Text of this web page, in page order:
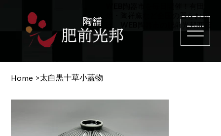
焼・陶祥窯など全国の器をお届
け。WEB陶器市の肥前光邦商店
Home >太白黒十草小蓋物